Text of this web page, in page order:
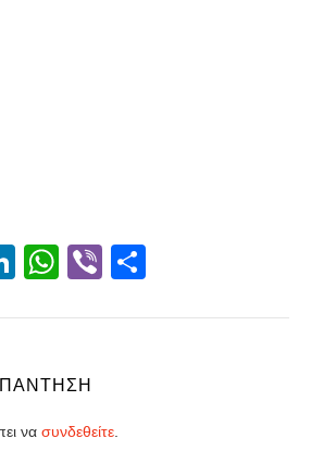
LinkedIn
WhatsApp
Viber
να συνδεθείτε